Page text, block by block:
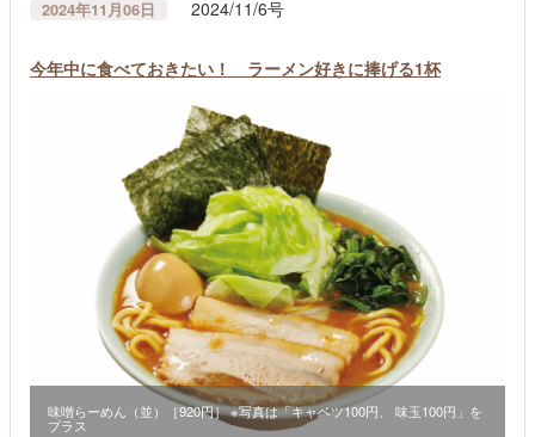
2024年11月06日 2024/11/6号
今年中に食べておきたい！ ラーメン好きに捧げる1杯
味噌らーめん（並）［920円］ ※写真は「キャベツ100円、 味玉100円」を
プラス